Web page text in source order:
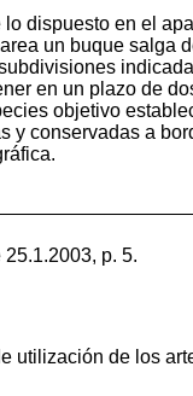
lo dispuesto en el
un buque salga
en un plazo de
objetivo
y conservadas a
25.1.2003, p. 5.
utilización de los